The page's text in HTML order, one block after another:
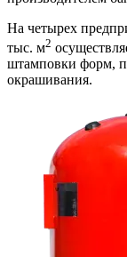
На четырех
тыс. м2
штамповки форм,
окрашивания.